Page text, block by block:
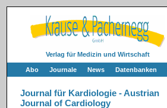
Verlag für Medizin und Wirtschaft
Abo Journale News Datenbanken
Journal für Kardiologie - Austrian
Journal of Cardiology